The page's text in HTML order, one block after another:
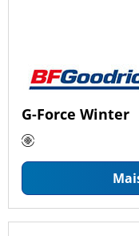
G-Force Winter